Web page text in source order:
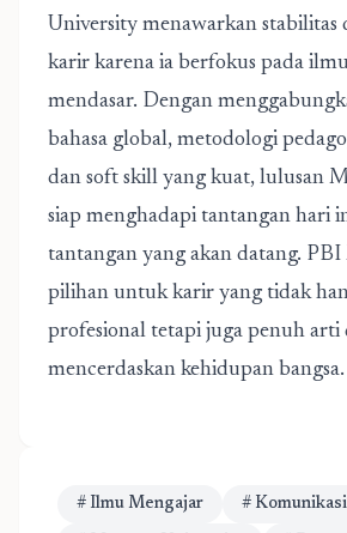
University menawarkan stabilitas
karir karena ia berfokus pada
mendasar. Dengan
bahasa global, metodologi
dan soft skill yang kuat, lulusan
siap menghadapi tantangan hari
tantangan yang akan datang.
pilihan untuk karir yang tidak
profesional tetapi juga penuh arti
mencerdaskan kehidupan bangsa.
# Ilmu Mengajar #